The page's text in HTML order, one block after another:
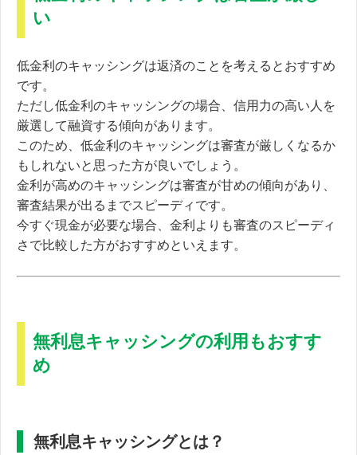
い
低金利のキャッシングは返済のことを考えるとおすすめ
です。
ただし低金利のキャッシングの場合、 信用力の高い人を
厳選して融資する傾向があります。
このため、低金利のキャッシングは審査が厳しくなるか
もしれないと思った方が良いでしょう。
金利が高めのキャッシングは審査が甘めの傾向があり、
審査結果が出るまでスピーディです。
今すぐ現金が必要な場合、金利よりも審査のスピーディ
さで比較した方がおすすめといえます。
無利息キャッシングの利用もおすす
め
無利息キャッシングとは？